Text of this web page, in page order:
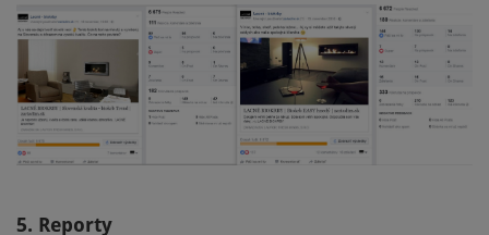
5. Reporty